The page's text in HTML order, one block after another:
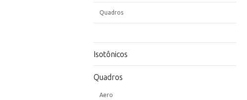
Quadros
Isotônicos
Quadros
Aero